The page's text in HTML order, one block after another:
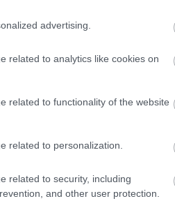
advertising.
related to analytics like cookies on
related to functionality of the website
related to personalization.
related to security, including
and other user protection.
Nekik a nyolc
embert arra
munkanapja is
helyszíne is.